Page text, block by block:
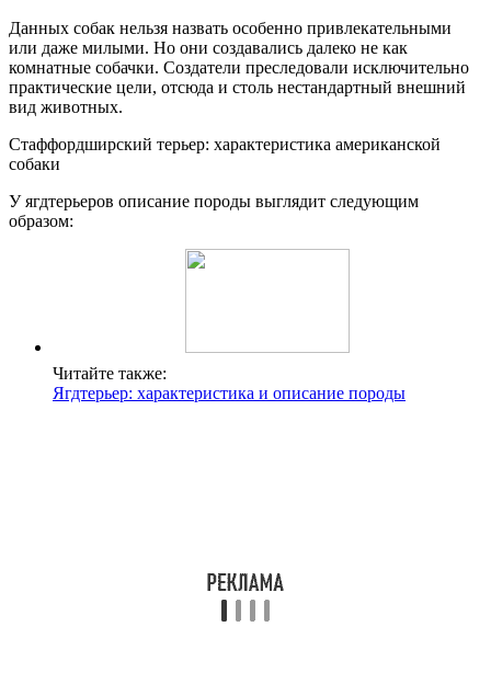
Данных собак нельзя назвать особенно привлекательными
или даже милыми. Но они создавались далеко не как
комнатные собачки. Создатели преследовали исключительно
практические цели, отсюда и столь нестандартный внешний
вид животных.
Стаффордширский терьер: характеристика американской
собаки
У ягдтерьеров описание породы выглядит следующим
образом:
Читайте также:
Ягдтерьер: характеристика и описание породы